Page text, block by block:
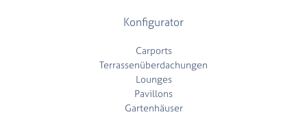
Konfigurator
Carports
Terrassenüberdachungen
Lounges
Pavillons
Gartenhäuser